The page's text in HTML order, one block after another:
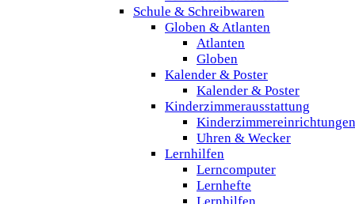
Schule & Schreibwaren
Globen & Atlanten
Atlanten
Globen
Kalender & Poster
Kalender & Poster
Kinderzimmerausstattung
Kinderzimmereinrichtungen
Uhren & Wecker
Lernhilfen
Lerncomputer
Lernhefte